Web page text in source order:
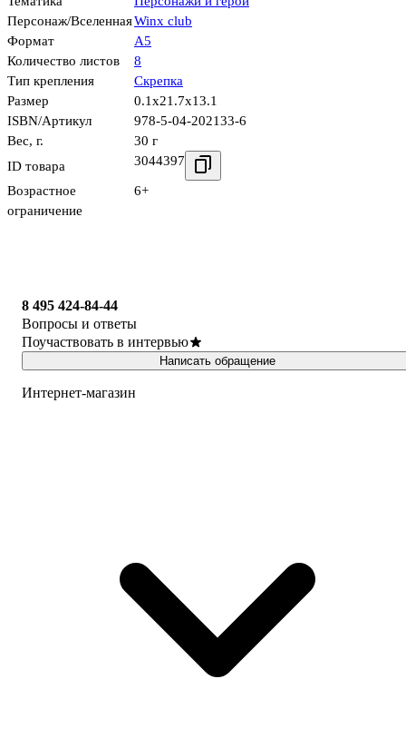
Персонаж/ВселеннаяWinx club
Формат
А5
Количество листов
8
Тип крепления
Скрепка
Размер
0.1x21.7x13.1
ISBN/Артикул
978-5-04-202133-6
Вес, г.
30 г
ID товара
3044397
Возрастное
ограничение
6+
8 495 424-84-44
Вопросы и ответы
Поучаствовать в интервью
Написать обращение
Интернет-магазин